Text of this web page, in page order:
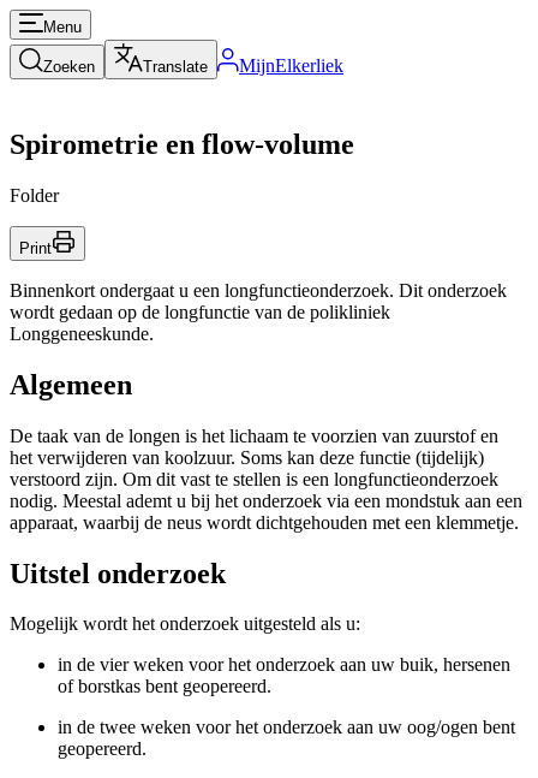
Menu
Zoeken Translate MijnElkerliek
Spirometrie en flow-volume
Folder
Print
Binnenkort ondergaat u een longfunctieonderzoek. Dit onderzoek
wordt gedaan op de longfunctie van de polikliniek
Longgeneeskunde.
Algemeen
De taak van de longen is het lichaam te voorzien van zuurstof en
het verwijderen van koolzuur. Soms kan deze functie (tijdelijk)
verstoord zijn. Om dit vast te stellen is een longfunctieonderzoek
nodig. Meestal ademt u bij het onderzoek via een mondstuk aan een
apparaat, waarbij de neus wordt dichtgehouden met een klemmetje.
Uitstel onderzoek
Mogelijk wordt het onderzoek uitgesteld als u:
in de vier weken voor het onderzoek aan uw buik, hersenen
of borstkas bent geopereerd.
in de twee weken voor het onderzoek aan uw oog/ogen bent
geopereerd.